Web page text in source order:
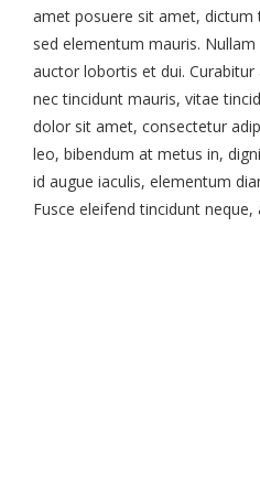
amet posuere sit amet, dictum
sed elementum mauris.
auctor lobortis et dui.
nec tincidunt mauris, vitae
dolor sit amet, consectetur
leo, bibendum at metus in,
id augue iaculis, elementum
Fusce eleifend tincidunt